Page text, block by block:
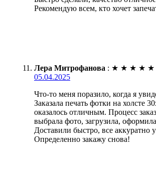
Рекомендую всем, кто хочет
Лера Митрофанова : ★ ★ ★ ★ ★
05.04.2025
Что-то меня поразило, когда я
Заказала печать фотки на холсте
оказалось отличным. Процесс
выбрала фото, загрузила, оформила
Доставили быстро, все аккуратно
Определенно закажу снова!